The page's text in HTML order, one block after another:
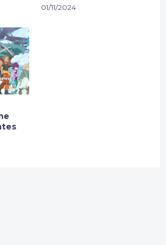
01/11/2024